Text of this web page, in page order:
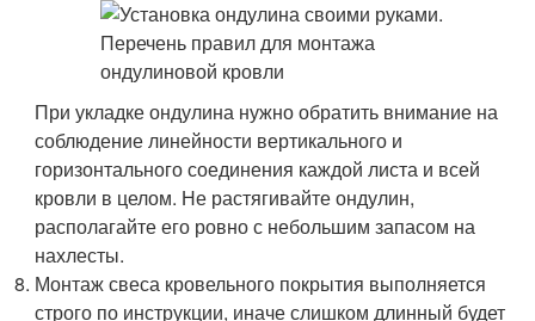
При укладке ондулина нужно обратить внимание на
соблюдение линейности вертикального и
горизонтального соединения каждой листа и всей
кровли в целом. Не растягивайте ондулин,
располагайте его ровно с небольшим запасом на
нахлесты.
Монтаж свеса кровельного покрытия выполняется
строго по инструкции, иначе слишком длинный будет